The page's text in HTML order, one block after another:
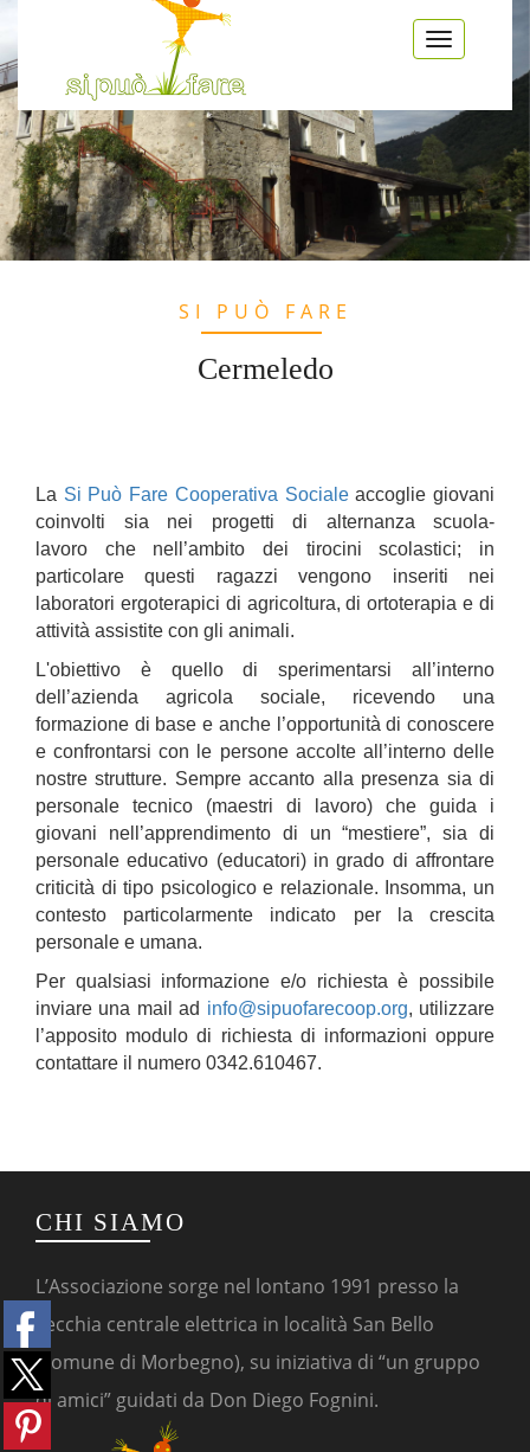
Salta al contenuto principale
Toggle
navigation
SI PUÒ FARE
Cermeledo
La Si Può Fare Cooperativa Socialeaccoglie giovani
coinvolti sia nei progetti di alternanza scuola-
lavoro che nell’ambito dei tirocini scolastici; in
particolare questi ragazzi vengono inseriti nei
laboratori ergoterapici di agricoltura, di ortoterapia e di
attività assistite con gli animali.
L'obiettivo è quello di sperimentarsi all’interno
dell’azienda agricola sociale, ricevendo una
formazione di base e anche l’opportunità di conoscere
e confrontarsi con le persone accolte all’interno delle
nostre strutture. Sempre accanto alla presenza sia di
personale tecnico (maestri di lavoro) che guida i
giovani nell’apprendimento di un “mestiere”, sia di
personale educativo (educatori) in grado di affrontare
criticità di tipo psicologico e relazionale. Insomma, un
contesto particolarmente indicato per la crescita
personale e umana.
Per qualsiasi informazione e/o richiesta è possibile
inviare una mail ad info@sipuofarecoop.org, utilizzare
l’apposito modulo di richiesta di informazioni oppure
contattare il numero 0342.610467.
CHI SIAMO
L’Associazione sorge nel lontano 1991 presso la
vecchia centrale elettrica in località San Bello
(comune di Morbegno), su iniziativa di “un gruppo
di amici” guidati da Don Diego Fognini.